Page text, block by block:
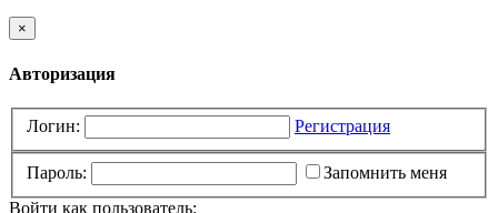
×
Авторизация
Логин: Регистрация
Пароль:
Запомнить меня
Войти как пользователь: